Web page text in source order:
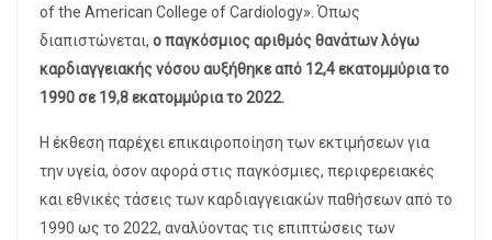
of the American College of Cardiology». Όπως
διαπιστώνεται, ο παγκόσμιος αριθμός θανάτων λόγω
καρδιαγγειακής νόσου αυξήθηκε από 12,4 εκατομμύρια το
1990 σε 19,8 εκατομμύρια το 2022.
Η έκθεση παρέχει επικαιροποίηση των εκτιμήσεων για
την υγεία, όσον αφορά στις παγκόσμιες, περιφερειακές
και εθνικές τάσεις των καρδιαγγειακών παθήσεων από το
1990 ως το 2022, αναλύοντας τις επιπτώσεις των